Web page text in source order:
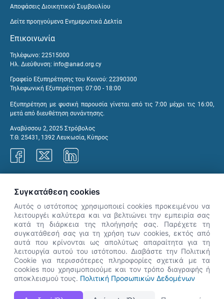
Αποφάσεις Διοικητικού Συμβουλίου
Δείτε προηγούμενα Ενημερωτικά Δελτία
Επικοινωνία
Τηλέφωνο: 22515000
Ηλ. Διεύθυνση: info@anad.org.cy
Γραφείο Εξυπηρέτησης του Κοινού: 22390300
Τηλεφωνική Εξυπηρέτηση: 07:00 - 18:00
Εξυπηρέτηση με φυσική παρουσία γίνεται από τις 7:00 μέχρι τις 16:00,
μετά από διευθέτηση συνάντησης.
Αναβύσσου 2, 2025 Στρόβολος
Τ.Θ. 25431, 1392 Λευκωσία, Κύπρος
Η Ιστοσελίδα ΑνΑΔ είναι πλήρως συμβατή με τις νεότερες εκδόσεις, Google Chrome, Mozilla Firefox,
👋 Καλώς ήρθες! Είμαι η Νόησις.
Πες μου πώς μπορώ να σε βοηθήσω
σήμερα.
Συγκατάθεση cookies
Αυτός ο ιστότοπος χρησιμοποιεί cookies προκειμένου να
λειτουργέι καλύτερα και να βελτιώνει την εμπειρία σας
κατά τη διάρκεια της πλοήγησής σας. Παρέχετε τη
συγκατάθεσή σας για τη χρήση των cookies, εκτός από
αυτά που κρίνονται ως απολύτως απαραίτητα για τη
λειτουργία αυτού του ιστότοπου. Διαβάστε την Πολιτική
Cookie για περισσότερες πληροφορίες σχετικά με τα
cookies που χρησιμοποιούμε και τον τρόπο διαγραφής ή
αποκλεισμού τους. Πολιτική Προσωπικών Δεδομένων